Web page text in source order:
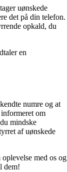
uønskede
det på din telefon.
opkald, du
en
numre og at
om
mindske
af uønskede
med os og
dem!